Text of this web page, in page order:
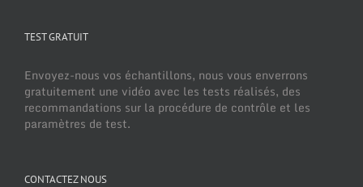
TEST GRATUIT
Envoyez-nous vos échantillons, nous vous enverrons
gratuitement une vidéo avec les tests réalisés, des
recommandations sur la procédure de contrôle et les
paramètres de test.
CONTACTEZ NOUS